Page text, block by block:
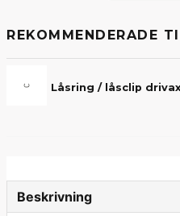
REKOMMENDERADE
Beskrivning